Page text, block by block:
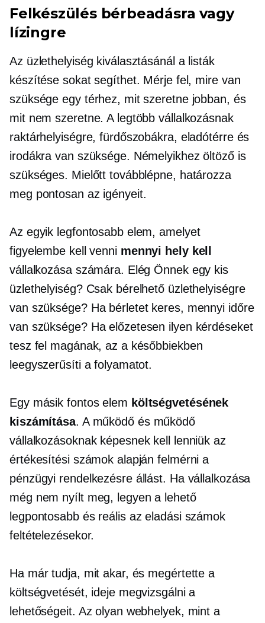
Felkészülés bérbeadásra vagy
lízingre
Az üzlethelyiség kiválasztásánál a listák
készítése sokat segíthet. Mérje fel, mire van
szüksége egy térhez, mit szeretne jobban, és
mit nem szeretne. A legtöbb vállalkozásnak
raktárhelyiségre, fürdőszobákra, eladótérre és
irodákra van szüksége. Némelyikhez öltöző is
szükséges. Mielőtt továbblépne, határozza
meg pontosan az igényeit.
Az egyik legfontosabb elem, amelyet
figyelembe kell venni mennyi hely kell
vállalkozása számára. Elég Önnek egy kis
üzlethelyiség? Csak bérelhető üzlethelyiségre
van szüksége? Ha bérletet keres, mennyi időre
van szüksége? Ha előzetesen ilyen kérdéseket
tesz fel magának, az a későbbiekben
leegyszerűsíti a folyamatot.
Egy másik fontos elem költségvetésének
kiszámítása. A működő és működő
vállalkozásoknak képesnek kell lenniük az
értékesítési számok alapján felmérni a
pénzügyi rendelkezésre állást. Ha vállalkozása
még nem nyílt meg, legyen a lehető
legpontosabb és reális az eladási számok
feltételezésekor.
Ha már tudja, mit akar, és megértette a
költségvetését, ideje megvizsgálni a
lehetőségeit. Az olyan webhelyek, mint a